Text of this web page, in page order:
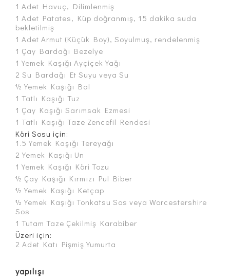
1 Adet Havuç, Dilimlenmiş
1 Adet Patates, Küp doğranmış, 15 dakika suda
bekletilmiş
1 Adet Armut (Küçük Boy), Soyulmuş, rendelenmiş
1 Çay Bardağı Bezelye
1 Yemek Kaşığı Ayçiçek Yağı
2 Su Bardağı Et Suyu veya Su
½ Yemek Kaşığı Bal
1 Tatlı Kaşığı Tuz
1 Çay Kaşığı Sarımsak Ezmesi
1 Tatlı Kaşığı Taze Zencefil Rendesi
Köri Sosu için:
1.5 Yemek Kaşığı Tereyağı
2 Yemek Kaşığı Un
1 Yemek Kaşığı Köri Tozu
½ Çay Kaşığı Kırmızı Pul Biber
½ Yemek Kaşığı Ketçap
½ Yemek Kaşığı Tonkatsu Sos veya Worcestershire
Sos
1 Tutam Taze Çekilmiş Karabiber
Üzeri için:
2 Adet Katı Pişmiş Yumurta
yapılışı